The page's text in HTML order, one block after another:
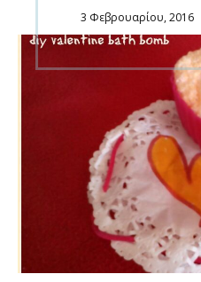
Posted
3 Φεβρουαρίου, 2016